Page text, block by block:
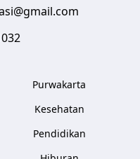
Purwakarta
Kesehatan
Pendidikan